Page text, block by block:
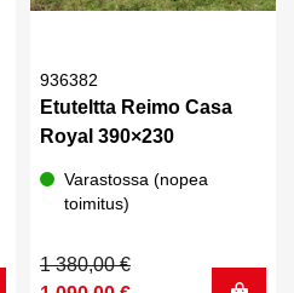
936382
Etuteltta Reimo Casa
Royal 390×230
Varastossa (nopea
toimitus)
1 380,00€
Alkuperäinen
Nykyinen